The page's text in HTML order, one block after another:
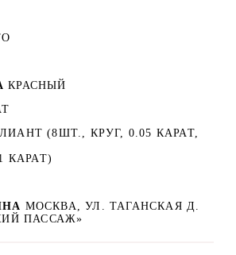
КРАСНЫЙ
(8ШТ., КРУГ, 0.05 КАРАТ,
КАРАТ)
МОСКВА, УЛ. ТАГАНСКАЯ Д.
ПАССАЖ»